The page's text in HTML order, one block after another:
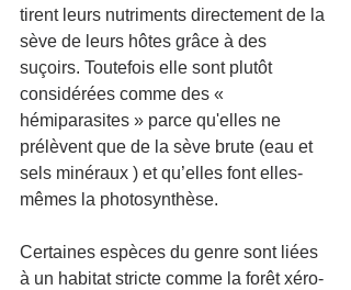
tirent leurs nutriments directement de la
sève de leurs hôtes grâce à des
suçoirs. Toutefois elle sont plutôt
considérées comme des «
hémiparasites » parce qu'elles ne
prélèvent que de la sève brute (eau et
sels minéraux ) et qu’elles font elles-
mêmes la photosynthèse.
Certaines espèces du genre sont liées
à un habitat stricte comme la forêt xéro-